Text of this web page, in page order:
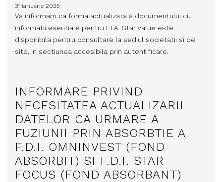
31 ianuarie 2025
Va informam ca forma actualizata a documentului cu
informatii esentiale pentru F.I.A. Star Value este
disponibila pentru consultare la sediul societatii si pe
site, in sectiunea accesibila prin autentificare.
INFORMARE PRIVIND
NECESITATEA ACTUALIZARII
DATELOR CA URMARE A
FUZIUNII PRIN ABSORBTIE A
F.D.I. OMNINVEST (FOND
ABSORBIT) SI F.D.I. STAR
FOCUS (FOND ABSORBANT)